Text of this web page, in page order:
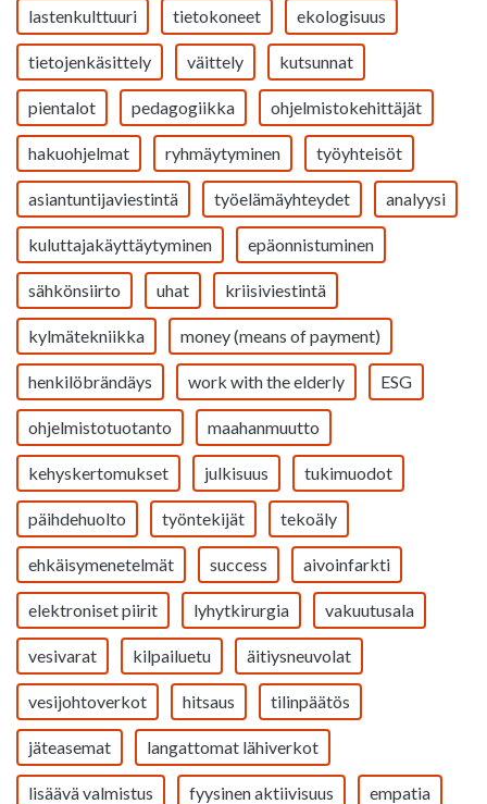
lastenkulttuuri tietokoneet ekologisuus
tietojenkäsittely väittely kutsunnat
pientalot pedagogiikka ohjelmistokehittäjät
hakuohjelmat ryhmäytyminen työyhteisöt
asiantuntijaviestintä työelämäyhteydet analyysi
kuluttajakäyttäytyminen epäonnistuminen
sähkönsiirto uhat kriisiviestintä
kylmätekniikka money (means of payment)
henkilöbrändäys work with the elderly ESG
ohjelmistotuotanto maahanmuutto
kehyskertomukset julkisuus tukimuodot
päihdehuolto työntekijät tekoäly
ehkäisymenetelmät success aivoinfarkti
elektroniset piirit lyhytkirurgia vakuutusala
vesivarat kilpailuetu äitiysneuvolat
vesijohtoverkot hitsaus tilinpäätös
jäteasemat langattomat lähiverkot
lisäävä valmistus fyysinen aktiivisuus empatia